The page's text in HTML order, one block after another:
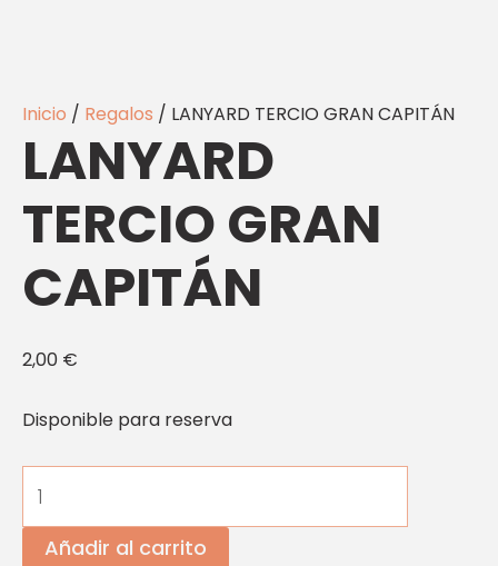
Inicio / Regalos / LANYARD TERCIO GRAN CAPITÁN
LANYARD
TERCIO GRAN
CAPITÁN
2,00 €
Disponible para reserva
Añadir al carrito